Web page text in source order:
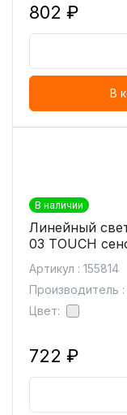
802 ₽
В
В наличии
Линейный
03 TOUCH
Артикул : 155814
Производитель
Цвет:
722 ₽